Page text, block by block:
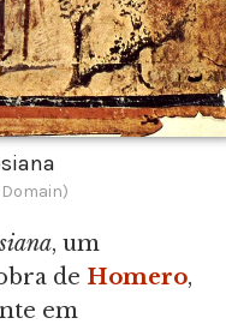
, um
de Homero,
em